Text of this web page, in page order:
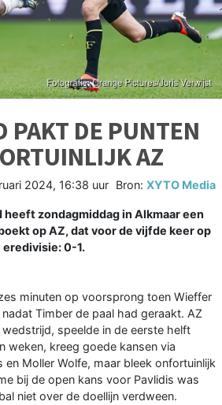
PAKT DE PUNTEN
AZ
2024, 16:38 uur Bron: XYTO Media
heeft zondagmiddag in Alkmaar een
op AZ, dat voor de vijfde keer op
0-1.
minuten op voorsprong toen Wieffer
Timber de paal had geraakt. AZ
speelde in de eerste helft
weken, kreeg goede kansen via
en Moller Wolfe, maar bleek onfortuinlijk
bij de open kans voor Pavlidis was
niet over de doellijn verdween.